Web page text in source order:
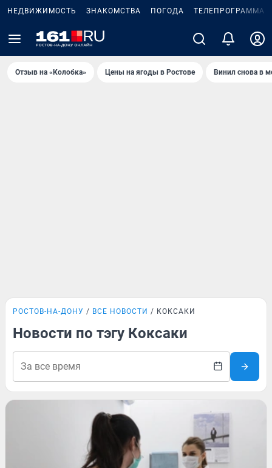
НЕДВИЖИМОСТЬ ЗНАКОМСТВА ПОГОДА ТЕЛЕПРОГРАММА
Отзыв на «Колобка» Цены на ягоды в Ростове Винил снова в
РОСТОВ-НА-ДОНУ ВСЕ НОВОСТИ КОКСАКИ
Новости по тэгу Коксаки